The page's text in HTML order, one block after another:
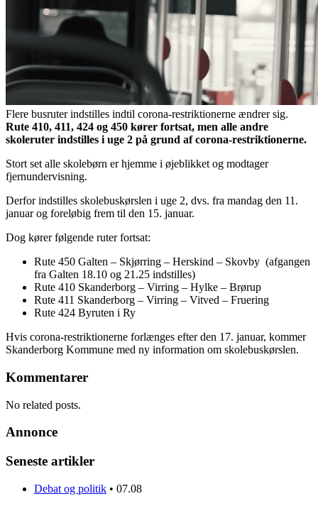
Flere busruter indstilles indtil corona-restriktionerne ændrer sig.
Rute 410, 411, 424 og 450 kører fortsat, men alle andre
skoleruter indstilles i uge 2 på grund af corona-restriktionerne.
Stort set alle skolebørn er hjemme i øjeblikket og modtager
fjernundervisning.
Derfor indstilles skolebuskørslen i uge 2, dvs. fra mandag den 11.
januar og foreløbig frem til den 15. januar.
Dog kører følgende ruter fortsat:
Rute 450 Galten – Skjørring – Herskind – Skovby (afgangen
fra Galten 18.10 og 21.25 indstilles)
Rute 410 Skanderborg – Virring – Hylke – Brørup
Rute 411 Skanderborg – Virring – Vitved – Fruering
Rute 424 Byruten i Ry
Hvis corona-restriktionerne forlænges efter den 17. januar, kommer
Skanderborg Kommune med ny information om skolebuskørslen.
Kommentarer
No related posts.
Annonce
Seneste artikler
Debat og politik • 07.08